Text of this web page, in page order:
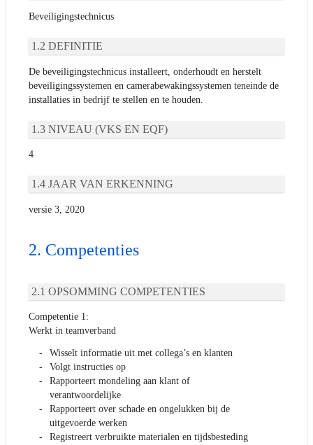
Beveiligingstechnicus
DEFINITIE
De beveiligingstechnicus installeert, onderhoudt en herstelt
beveiligingssystemen en camerabewakingssystemen teneinde de
installaties in bedrijf te stellen en te houden.
NIVEAU (VKS EN EQF)
4
JAAR VAN ERKENNING
versie 3, 2020
Competenties
OPSOMMING COMPETENTIES
Competentie 1:
Werkt in teamverband
Wisselt informatie uit met collega’s en klanten
Volgt instructies op
Rapporteert mondeling aan klant of
verantwoordelijke
Rapporteert over schade en ongelukken bij de
uitgevoerde werken
Registreert verbruikte materialen en tijdsbesteding